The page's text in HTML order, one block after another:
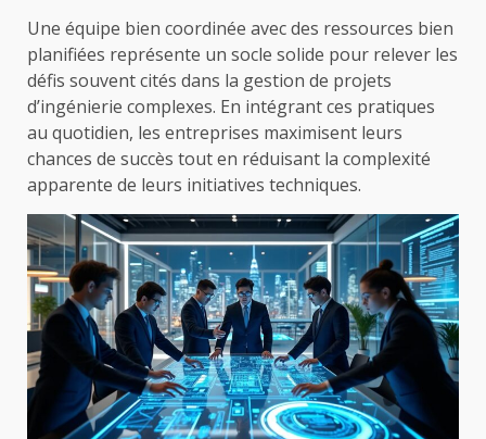
Une équipe bien coordinée avec des ressources bien
planifiées représente un socle solide pour relever les
défis souvent cités dans la gestion de projets
d’ingénierie complexes. En intégrant ces pratiques
au quotidien, les entreprises maximisent leurs
chances de succès tout en réduisant la complexité
apparente de leurs initiatives techniques.